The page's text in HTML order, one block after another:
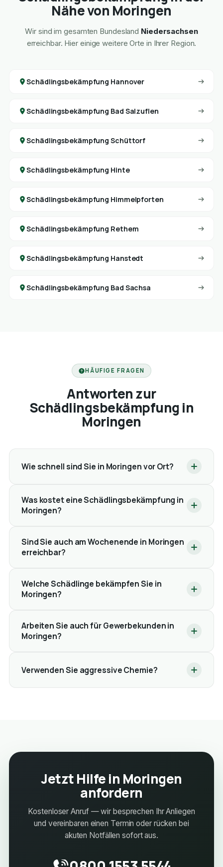
Nähe von Moringen
Wir sind im gesamten Bundesland Niedersachsen
erreichbar. Hier einige weitere Orte in Ihrer Region.
Schädlingsbekämpfung Hannover
Schädlingsbekämpfung Bad Salzuflen
Schädlingsbekämpfung Schüttorf
Schädlingsbekämpfung Hinte
Schädlingsbekämpfung Himmelpforten
Schädlingsbekämpfung Rethem
Schädlingsbekämpfung Hanstedt
Schädlingsbekämpfung Bad Sachsa
HÄUFIGE FRAGEN
Antworten zur
Schädlingsbekämpfung in
Moringen
Wie schnell sind Sie in Moringen vor Ort?
Was kostet eine Schädlingsbekämpfung in
Moringen?
Sind Sie auch am Wochenende in Moringen
erreichbar?
Welche Schädlinge bekämpfen Sie in
Moringen?
Arbeiten Sie auch für Gewerbekunden in
Moringen?
Verwenden Sie aggressive Chemie?
Jetzt Hilfe in Moringen
anfordern
Kostenloser Anruf — wir besprechen Ihr Anliegen
und vereinbaren einen Termin oder rücken bei
akuten Notfällen sofort aus.